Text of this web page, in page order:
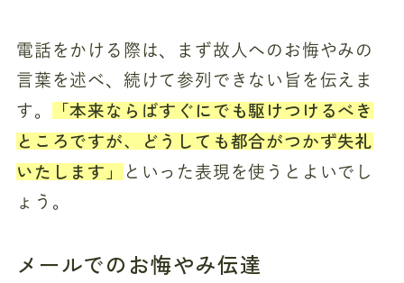
電話をかける際は、まず故人へのお悔やみの
言葉を述べ、続けて参列できない旨を伝えま
す。 「本来ならばすぐにでも駆けつけるべき
ところですが、どうしても都合がつかず失礼
いたします」 といった表現を使うとよいでし
ょう。
メールでのお悔やみ伝達